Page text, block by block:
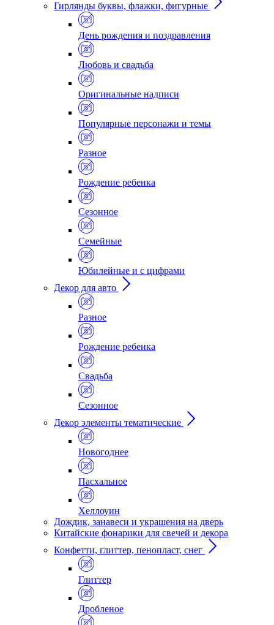
Гирлянды буквы, флажки, фигурные
День рождения и поздравления
Любовь и свадьба
Оригинальные надписи
Популярные персонажи и темы
Разное
Рождение ребенка
Сезонное
Семейные
Юбилейные и с цифрами
Декор для авто
Разное
Рождение ребенка
Свадьба
Сезонное
Декор элементы тематические
Новогоднее
Пасхальное
Хеллоуин
Дождик, занавеси и украшения на дверь
Китайские фонарики для свечей и декора
Конфетти, глиттер, пенопласт, снег
Глиттер
Дробленое